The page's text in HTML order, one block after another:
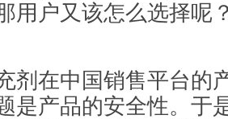
用户又该怎么选择呢
剂在中国销售平台的
是产品的安全性。于